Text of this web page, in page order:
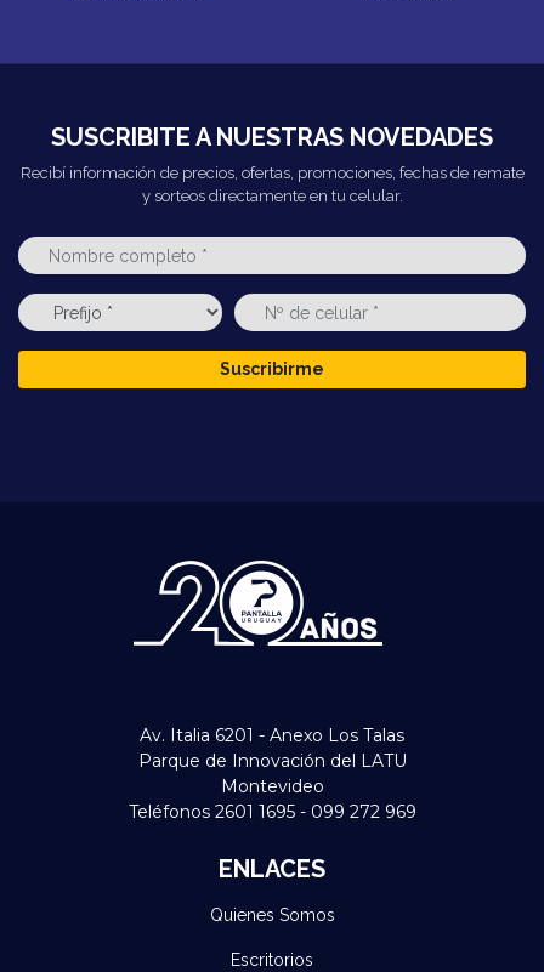
SUSCRIBITE A NUESTRAS NOVEDADES
Recibí información de precios, ofertas, promociones, fechas de remate
y sorteos directamente en tu celular.
Suscribirme
Av. Italia 6201 - Anexo Los Talas
Parque de Innovación del LATU
Montevideo
Teléfonos 2601 1695 - 099 272 969
ENLACES
Quienes Somos
Escritorios